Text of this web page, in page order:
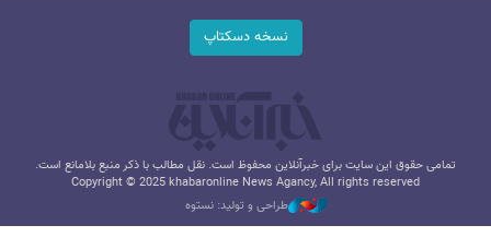
نسخه دسکتاپ
تمامی حقوق این سایت برای خبرآنلاین محفوظ است. نقل مطالب با ذکر منبع بلامانع است.
Copyright © 2025 khabaronline News Agancy, All rights reserved
طراحی و تولید: نستوه